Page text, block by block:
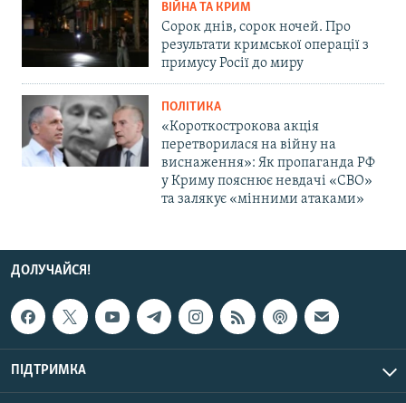
ВІЙНА ТА КРИМ
Сорок днів, сорок ночей. Про
результати кримської операції з
примусу Росії до миру
ПОЛІТИКА
«Короткострокова акція
перетворилася на війну на
виснаження»: Як пропаганда РФ
у Криму пояснює невдачі «СВО»
та залякує «мінними атаками»
ДОЛУЧАЙСЯ!
ПІДТРИМКА